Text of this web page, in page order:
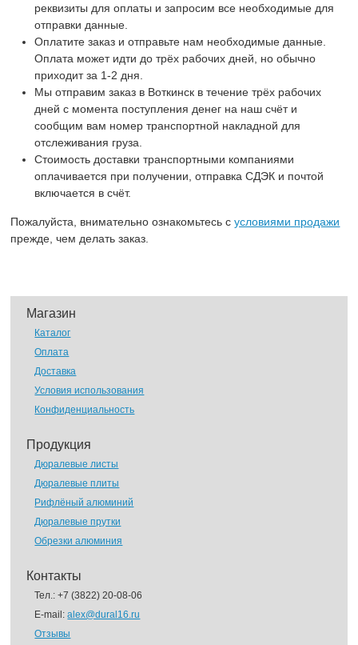
реквизиты для оплаты и запросим все необходимые для
отправки данные.
Оплатите заказ и отправьте нам необходимые данные.
Оплата может идти до трёх рабочих дней, но обычно
приходит за 1-2 дня.
Мы отправим заказ в Воткинск в течение трёх рабочих
дней с момента поступления денег на наш счёт и
сообщим вам номер транспортной накладной для
отслеживания груза.
Стоимость доставки транспортными компаниями
оплачивается при получении, отправка СДЭК и почтой
включается в счёт.
Пожалуйста, внимательно ознакомьтесь сусловиями продажи
прежде, чем делать заказ.
Магазин
Каталог
Оплата
Доставка
Условия использования
Конфиденциальность
Продукция
Дюралевые листы
Дюралевые плиты
Рифлёный алюминий
Дюралевые прутки
Обрезки алюминия
Контакты
Тел.:+7 (3822) 20-08-06
E-mail:alex@dural16.ru
Отзывы